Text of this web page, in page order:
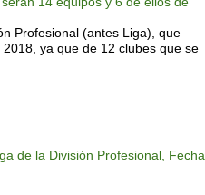
Profesional (antes Liga), que
ya que de 12 clubes que se
de la División Profesional, Fecha